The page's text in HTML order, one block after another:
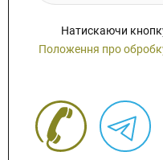
Натискаючи
Положення про